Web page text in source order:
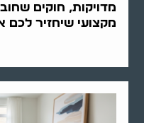
מדויקות, חוקים
מקצועי שיחזיר לכם